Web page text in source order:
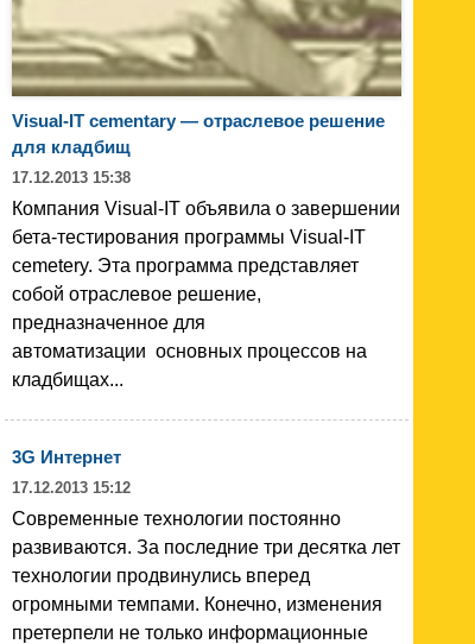
Visual-IT cementary — отраслевое решение
для кладбищ
17.12.2013 15:38
Компания Visual-IT объявила о завершении
бета-тестирования программы Visual-IT
cemetery. Эта программа представляет
собой отраслевое решение,
предназначенное для
автоматизации основных процессов на
кладбищах...
3G Интернет
17.12.2013 15:12
Современные технологии постоянно
развиваются. За последние три десятка лет
технологии продвинулись вперед
огромными темпами. Конечно, изменения
претерпели не только информационные